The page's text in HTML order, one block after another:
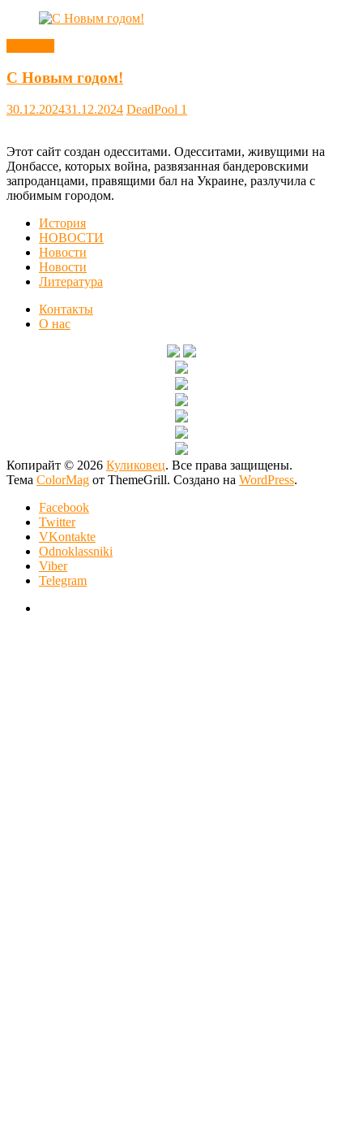
С Новым годом!
30.12.202431.12.2024 DeadPool 1
Этот сайт создан одесситами. Одесситами, живущими на
Донбассе, которых война, развязанная бандеровскими
запроданцами, правящими бал на Украине, разлучила с
любимым городом.
История
НОВОСТИ
Новости
Новости
Литература
Контакты
О нас
Копирайт © 2026 Куликовец. Все права защищены.
Тема ColorMag от ThemeGrill. Создано на WordPress.
Facebook
Twitter
VKontakte
Odnoklassniki
Viber
Telegram